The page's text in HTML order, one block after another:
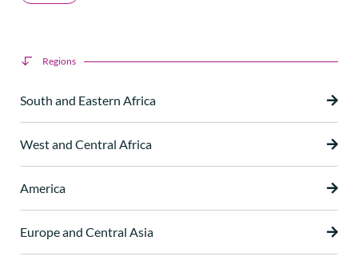
Regions
South and Eastern Africa
West and Central Africa
America
Europe and Central Asia